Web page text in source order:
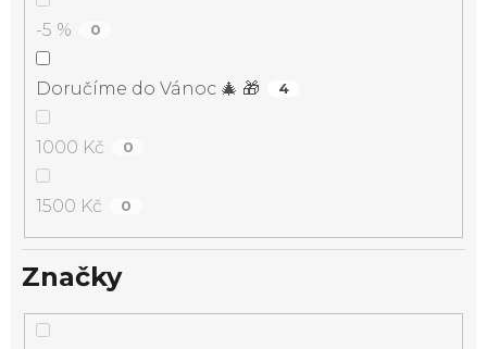
-5 % 0
Doručíme do Vánoc 🎄 🎁 4
1000 Kč 0
1500 Kč 0
Značky